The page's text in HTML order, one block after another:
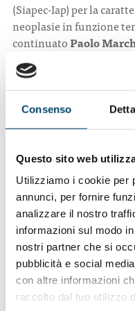
Consenso
Questo sito web
Utilizziamo i cookie per
annunci, per fornire
analizzare il nostro
informazioni sul modo
nostri partner che si
pubblicità e social
con altre informazioni
raccolto dal tuo utilizzo
(Siapec-Iap) per la
neoplasie in funzione
continuatoPaolo
Medica all’Ospedale
gli sforzi per redigere
di definire con
cinque tipi di cancro:
allo stomaco e il
approccio
l’anatomopatologo
dei pilastri
terapeutiche”.
La qualità dei test
migliorata proprio
scientifiche. “Abbiamo
nazionali dei centri di
Pinto –. Si tratta di un